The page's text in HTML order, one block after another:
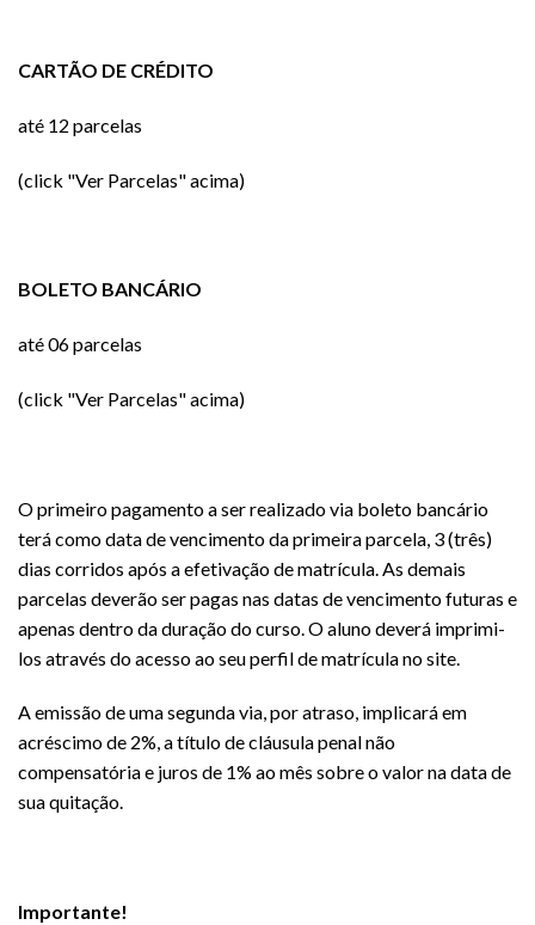
CARTÃO DE CRÉDITO
até 12 parcelas
(click "Ver Parcelas" acima)
BOLETO BANCÁRIO
até 06 parcelas
(click "Ver Parcelas" acima)
O primeiro pagamento a ser realizado via boleto bancário
terá como data de vencimento da primeira parcela, 3 (três)
dias corridos após a efetivação de matrícula. As demais
parcelas deverão ser pagas nas datas de vencimento futuras e
apenas dentro da duração do curso. O aluno deverá imprimi-
los através do acesso ao seu perfil de matrícula no site.
A emissão de uma segunda via, por atraso, implicará em
acréscimo de 2%, a título de cláusula penal não
compensatória e juros de 1% ao mês sobre o valor na data de
sua quitação.
Importante!